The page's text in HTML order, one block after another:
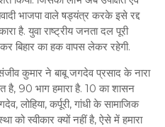
भाजपा वाले षड्यंत्र करके इसे रद्द
है. युवा राष्ट्रीय जनता दल पूरी
बिहार का हक वापस लेकर रहेगी.
कुमार ने बाबू जगदेव प्रसाद के नारा
है, 90 भाग हमारा है. 10 का शासन
लोहिया, कर्पूरी, गांधी के सामाजिक
को स्वीकार क्यों नहीं है, ऐसे में हमारा